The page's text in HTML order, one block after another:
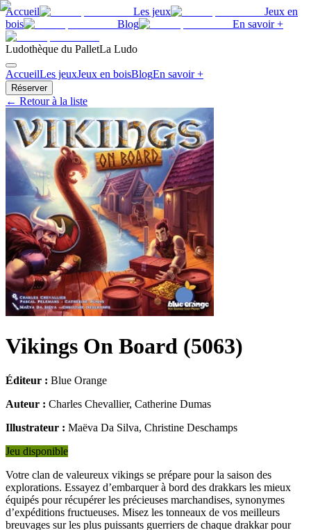
Accueil Les jeux
Jeux en
bois
Blog En savoir +
Ludothèque du PalletLa Ludo
AccueilLes jeuxJeux en boisBlogEn savoir +
Réserver
← Retour à la liste
Vikings On Board (5063)
Éditeur : Blue Orange
Auteur : Charles Chevallier, Catherine Dumas
Illustrateur : Maëva Da Silva, Christine Deschamps
Jeu disponible
Votre clan de valeureux vikings se prépare pour la saison des
explorations. Essayez d’embarquer à bord des drakkars les mieux
équipés pour récupérer les précieuses marchandises, synonymes
d’expéditions fructueuses. Misez les tonneaux de vos meilleurs
breuvages sur les plus puissants guerriers de chaque drakkar pour